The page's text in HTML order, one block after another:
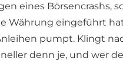
eines Börsencrashs,
Währung eingeführt
pumpt. Klingt
denn je, und wer